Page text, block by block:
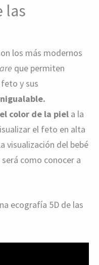
las
los más modernos
que permiten
y sus
color de la piel a la
el feto en alta
visualización del bebé
como conocer a
ecografía 5D de las